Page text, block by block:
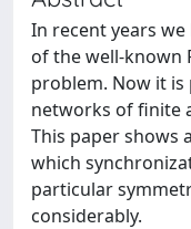
In recent years
of the well-known
problem. Now it
networks of finite
This paper shows
which
particular
considerably.